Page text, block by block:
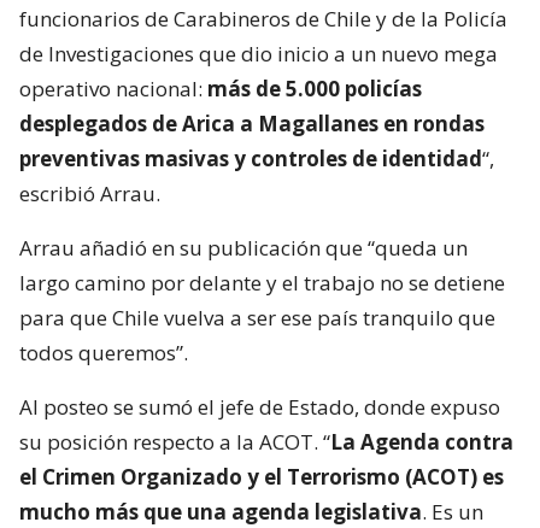
funcionarios de Carabineros de Chile y de la Policía
de Investigaciones que dio inicio a un nuevo mega
operativo nacional: más de 5.000 policías
desplegados de Arica a Magallanes en rondas
preventivas masivas y controles de identidad“,
escribió Arrau.
Arrau añadió en su publicación que “queda un
largo camino por delante y el trabajo no se detiene
para que Chile vuelva a ser ese país tranquilo que
todos queremos”.
Al posteo se sumó el jefe de Estado, donde expuso
su posición respecto a la ACOT. “La Agenda contra
el Crimen Organizado y el Terrorismo (ACOT) es
mucho más que una agenda legislativa. Es un